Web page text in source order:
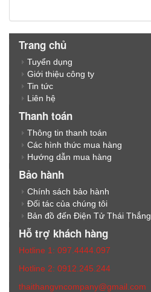
Trang chủ
Tuyển dụng
Giới thiệu công ty
Tin tức
Liên hệ
Thanh toán
Thông tin thanh toán
Các hình thức mua hàng
Hướng dẫn mua hàng
Bảo hành
Chính sách bảo hành
Đối tác của chúng tôi
Bản đồ đến Điện Tử Thái Thắng
Hỗ trợ khách hàng
Hotline 1: 097.4444.097
Hotline 2: 0912.245.244
thaithangvncompany@gmail.com